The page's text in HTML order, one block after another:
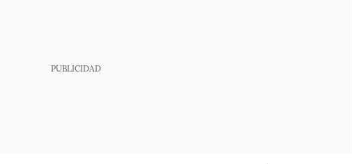
PUBLICIDAD